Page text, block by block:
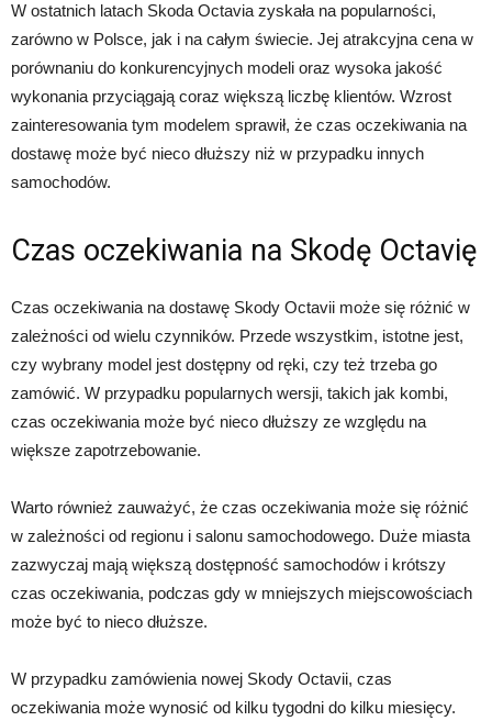
W ostatnich latach Skoda Octavia zyskała na popularności,
zarówno w Polsce, jak i na całym świecie. Jej atrakcyjna cena w
porównaniu do konkurencyjnych modeli oraz wysoka jakość
wykonania przyciągają coraz większą liczbę klientów. Wzrost
zainteresowania tym modelem sprawił, że czas oczekiwania na
dostawę może być nieco dłuższy niż w przypadku innych
samochodów.
Czas oczekiwania na Skodę Octavię
Czas oczekiwania na dostawę Skody Octavii może się różnić w
zależności od wielu czynników. Przede wszystkim, istotne jest,
czy wybrany model jest dostępny od ręki, czy też trzeba go
zamówić. W przypadku popularnych wersji, takich jak kombi,
czas oczekiwania może być nieco dłuższy ze względu na
większe zapotrzebowanie.
Warto również zauważyć, że czas oczekiwania może się różnić
w zależności od regionu i salonu samochodowego. Duże miasta
zazwyczaj mają większą dostępność samochodów i krótszy
czas oczekiwania, podczas gdy w mniejszych miejscowościach
może być to nieco dłuższe.
W przypadku zamówienia nowej Skody Octavii, czas
oczekiwania może wynosić od kilku tygodni do kilku miesięcy.